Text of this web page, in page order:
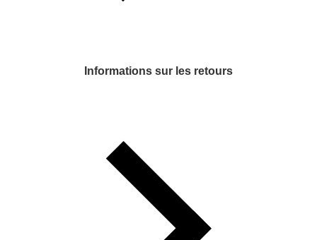
Informations sur les retours